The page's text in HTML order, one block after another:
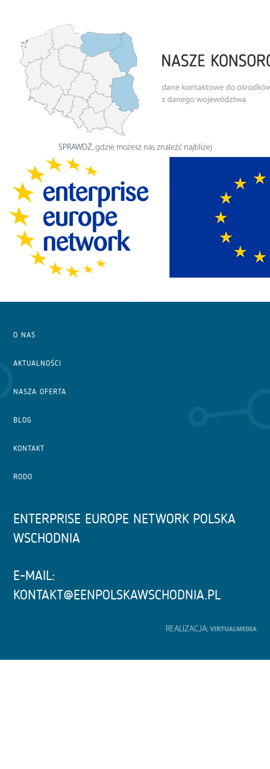
SPRAWDŹ, gdzie możesz nas znaleźć najbliżej
O NAS
AKTUALNOŚCI
NASZA OFERTA
BLOG
KONTAKT
RODO
ENTERPRISE EUROPE NETWORK POLSKA
WSCHODNIA
E-MAIL:
KONTAKT@EENPOLSKAWSCHODNIA.PL
REALIZACJA: